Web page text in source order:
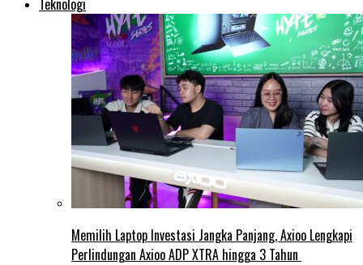
Teknologi
Memilih Laptop Investasi Jangka Panjang, Axioo Lengkapi
Perlindungan Axioo ADP XTRA hingga 3 Tahun